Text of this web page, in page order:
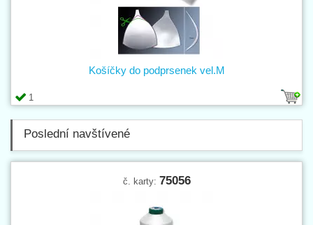
1
Košíčky do podprsenek vel.M
Poslední navštívené
č. karty: 75056